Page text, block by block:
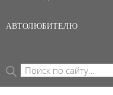
АВТОЛЮБИТЕЛЮ
ФОРМА ПОИСКА
Поиск